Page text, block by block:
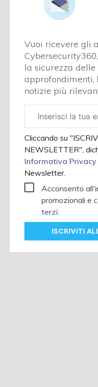
Vuoi ricevere gli
la sicurezza delle
approfondimenti,
notizie più
aziendale
Cliccando su
NEWSLETTER",
Informativa Privacy
Newsletter.
Acconsento
promozionali e
terzi.
ISCRIVITI